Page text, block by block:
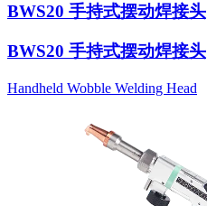
BWS20 手持式摆动焊接头
BWS20 手持式摆动焊接头
Handheld Wobble Welding Head